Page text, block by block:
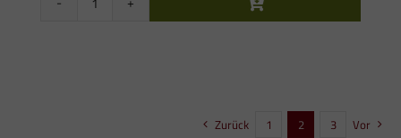
Zero
Zurück 1 2 3 Vor